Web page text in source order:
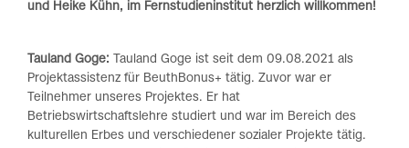
und Heike Kühn, im Fernstudieninstitut herzlich willkommen!
Tauland Goge: Tauland Goge ist seit dem 09.08.2021 als
Projektassistenz für BeuthBonus+ tätig. Zuvor war er
Teilnehmer unseres Projektes. Er hat
Betriebswirtschaftslehre studiert und war im Bereich des
kulturellen Erbes und verschiedener sozialer Projekte tätig.